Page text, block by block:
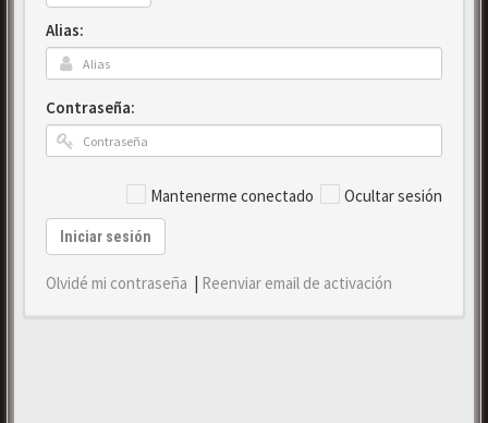
Alias:
Contraseña:
Mantenerme conectado Ocultar sesión
Iniciar sesión
Olvidé mi contraseña | Reenviar email de activación